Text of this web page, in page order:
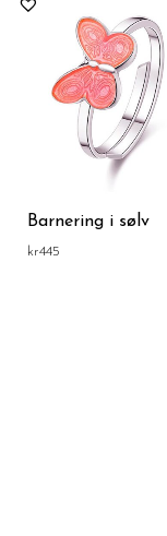
Barnering i sølv
kr445